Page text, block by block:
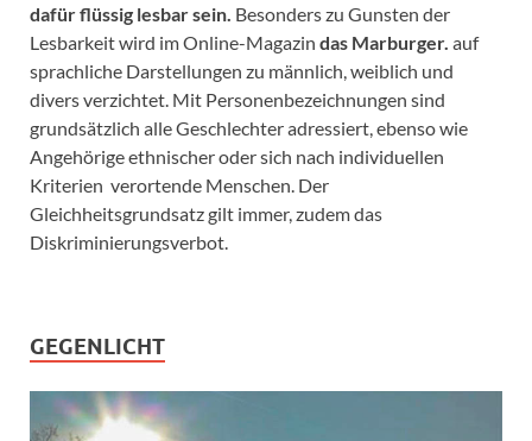
dafür flüssig lesbar sein. Besonders zu Gunsten der
Lesbarkeit wird im Online-Magazin das Marburger. auf
sprachliche Darstellungen zu männlich, weiblich und
divers verzichtet. Mit Personenbezeichnungen sind
grundsätzlich alle Geschlechter adressiert, ebenso wie
Angehörige ethnischer oder sich nach individuellen
Kriterien verortende Menschen. Der
Gleichheitsgrundsatz gilt immer, zudem das
Diskriminierungsverbot.
GEGENLICHT